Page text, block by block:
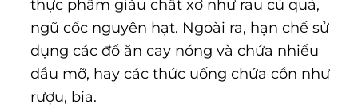
thực phẩm giàu chất xơ như rau củ quả,
ngũ cốc nguyên hạt. Ngoài ra, hạn chế sử
dụng các đồ ăn cay nóng và chứa nhiều
dầu mỡ, hay các thức uống chứa cồn như
rượu, bia.